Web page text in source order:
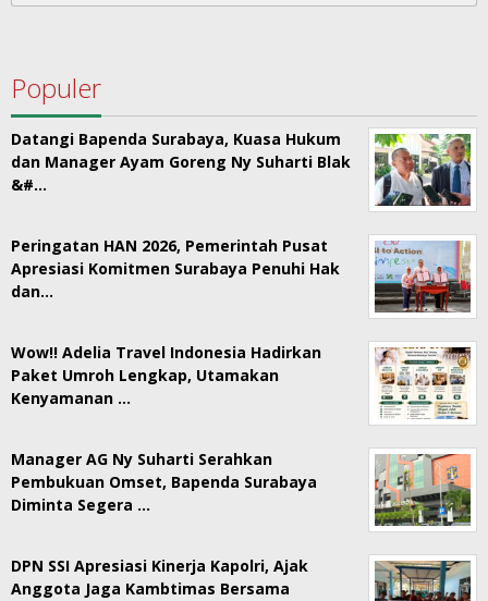
Populer
Datangi Bapenda Surabaya, Kuasa Hukum
dan Manager Ayam Goreng Ny Suharti Blak
&#…
Peringatan HAN 2026, Pemerintah Pusat
Apresiasi Komitmen Surabaya Penuhi Hak
dan…
Wow!! Adelia Travel Indonesia Hadirkan
Paket Umroh Lengkap, Utamakan
Kenyamanan …
Manager AG Ny Suharti Serahkan
Pembukuan Omset, Bapenda Surabaya
Diminta Segera …
DPN SSI Apresiasi Kinerja Kapolri, Ajak
Anggota Jaga Kambtimas Bersama